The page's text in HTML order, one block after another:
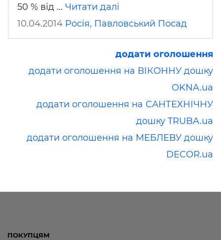
50 % від … Читати далі
10.04.2014 Росія, Павловський Посад
додати оголошення
додати оголошення на ВІКОННУ дошку
OKNA.ua
додати оголошення на САНТЕХНІЧНУ
дошку TRUBA.ua
додати оголошення на МЕБЛЕВУ дошку
DECOR.ua
ПОКУПЦЯМ